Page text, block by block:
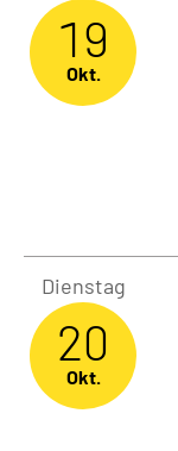
19
Okt.
Dienstag
20
Okt.